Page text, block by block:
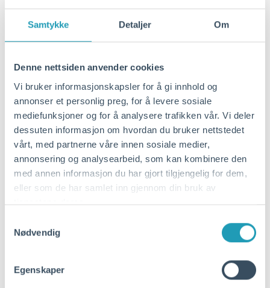
Samtykke Detaljer Om
Denne nettsiden anvender cookies
Vi bruker informasjonskapsler for å gi innhold og
annonser et personlig preg, for å levere sosiale
mediefunksjoner og for å analysere trafikken vår. Vi deler
dessuten informasjon om hvordan du bruker nettstedet
vårt, med partnerne våre innen sosiale medier,
annonsering og analysearbeid, som kan kombinere den
med annen informasjon du har gjort tilgjengelig for dem,
eller som de har samlet inn gjennom din bruk av
tjenestene deres.
Nødvendig
Egenskaper
Lunsj
Havneutvikling
Grønn omstilling i praksis – hvordan får